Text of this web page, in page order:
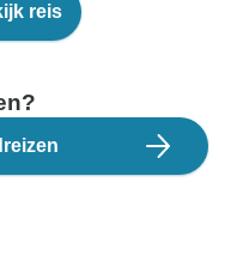
reis